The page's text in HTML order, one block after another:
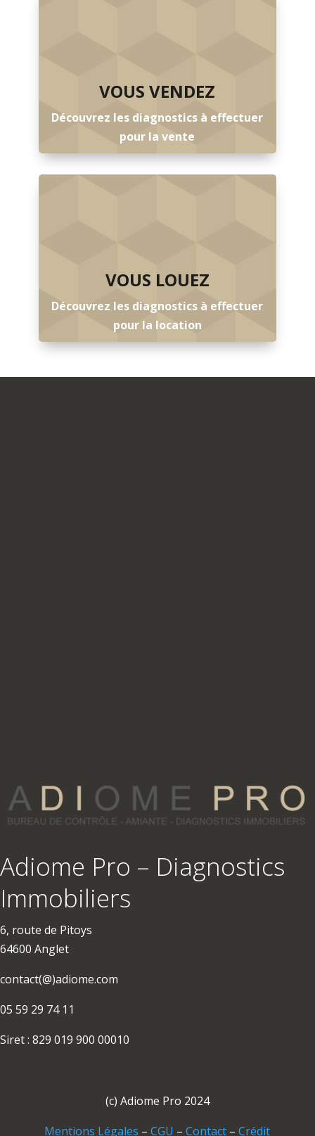
VOUS VENDEZ
Découvrez les diagnostics à effectuer
pour la vente
VOUS LOUEZ
Découvrez les diagnostics à effectuer
pour la location
Adiome Pro – Diagnostics
Immobiliers
6, route de Pitoys
64600 Anglet
contact(@)adiome.com
05 59 29 74 11
Siret : 829 019 900 00010
(c) Adiome Pro 2024
Mentions Légales –CGU –Contact –Crédit